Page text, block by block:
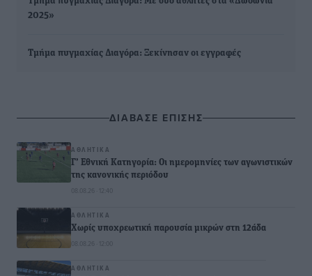
2025»
Τμήμα πυγμαχίας Διαγόρα: Ξεκίνησαν οι εγγραφές
ΔΙΑΒΑΣΕ ΕΠΙΣΗΣ
ΑΘΛΗΤΙΚΆ
Γ’ Εθνική Κατηγορία: Οι ημερομηνίες των αγωνιστικών
της κανονικής περιόδου
08.08.26 · 12:40
ΑΘΛΗΤΙΚΆ
Χωρίς υποχρεωτική παρουσία μικρών στη 12άδα
08.08.26 · 12:00
ΑΘΛΗΤΙΚΆ